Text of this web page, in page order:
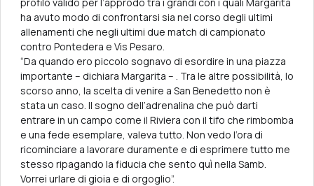
ha avuto modo di confrontarsi sia nel corso degli ultimi
allenamenti che negli ultimi due match di campionato
contro Pontedera e Vis Pesaro.
“Da quando ero piccolo sognavo di esordire in una piazza
importante – dichiara Margarita – . Tra le altre possibilità, lo
scorso anno, la scelta di venire a San Benedetto non è
stata un caso. Il sogno dell’adrenalina che può darti
entrare in un campo come il Riviera con il tifo che rimbomba
e una fede esemplare, valeva tutto. Non vedo l’ora di
ricominciare a lavorare duramente e di esprimere tutto me
stesso ripagando la fiducia che sento quì nella Samb.
Vorrei urlare di gioia e di orgoglio”.